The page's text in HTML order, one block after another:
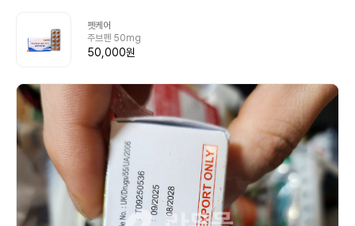
펫케어
주브펜 50mg
50,000원